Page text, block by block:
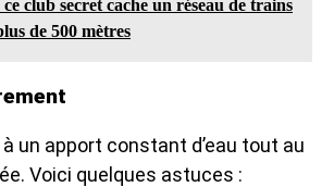
club secret cache un réseau de trains
de 500 mètres
un apport constant d’eau tout au
Voici quelques astuces :